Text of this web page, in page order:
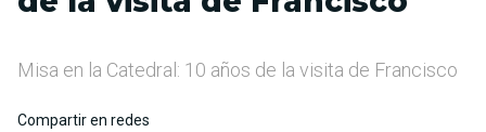
Misa en la Catedral: 10 años de la visita de Francisco
Compartir en redes